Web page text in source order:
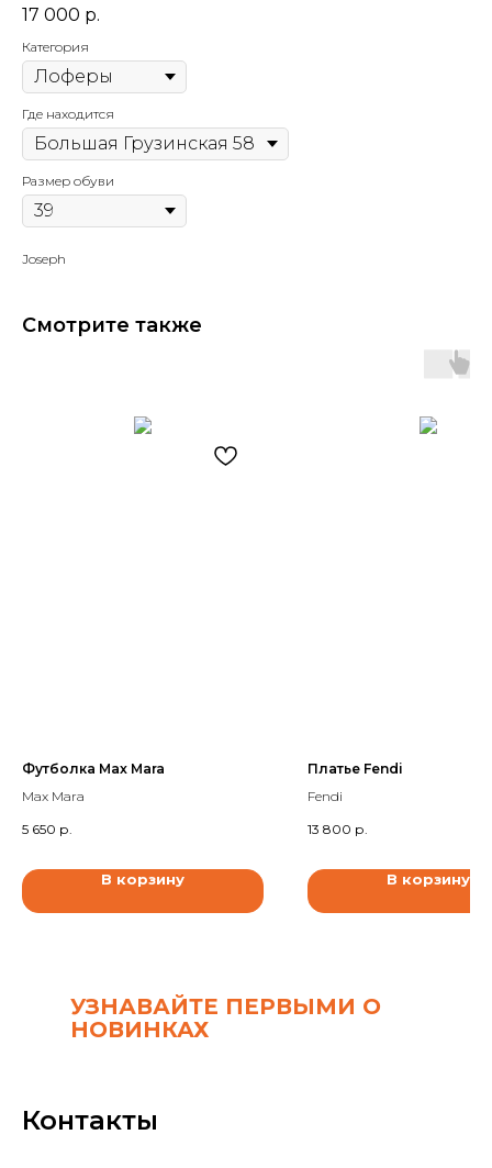
17 000 р.
Категория
Где находится
Размер обуви
Joseph
Смотрите также
Футболка Max Mara
Max Mara
5 650 р.
В корзину
Платье Fendi
Fendi
13 800 р.
В корзину
УЗНАВАЙТЕ ПЕРВЫМИ О
НОВИНКАХ
Контакты